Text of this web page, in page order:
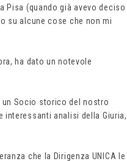
Pisa (quando già avevo deciso
su alcune cose che non mi
ha dato un notevole
un Socio storico del nostro
interessanti analisi della Giuria,
che la Dirigenza UNICA le